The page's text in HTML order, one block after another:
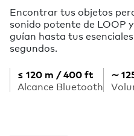
Encontrar tus objetos
sonido potente de LOOP
guían hasta tus
segundos.
≤ 120 m / 400 ft
Alcance Bluetooth
∼